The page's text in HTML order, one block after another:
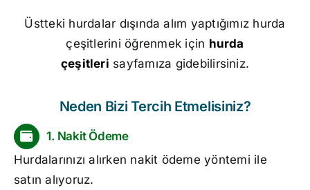
Üstteki hurdalar dışında alım yaptığımız hurda
çeşitlerini öğrenmek için hurda
çeşitleri sayfamıza gidebilirsiniz.
Neden Bizi Tercih Etmelisiniz?
1. Nakit Ödeme
Hurdalarınızı alırken nakit ödeme yöntemi ile
satın alıyoruz.